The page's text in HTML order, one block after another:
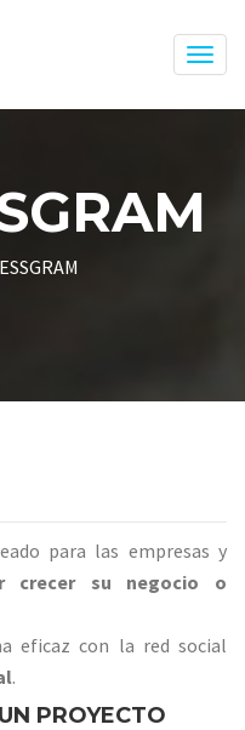
para las empresas y
crecer su negocio o
eficaz con la red social
.
PROYECTO